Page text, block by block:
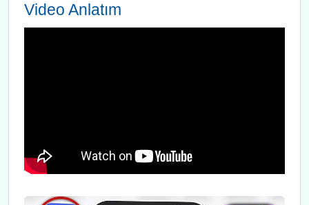
Video Anlatım